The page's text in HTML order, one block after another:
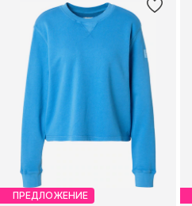
ПРЕДЛОЖЕНИЕ